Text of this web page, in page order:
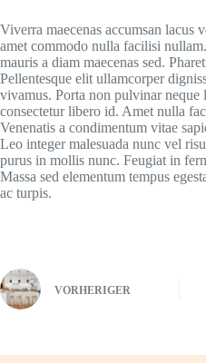
Viverra maecenas accumsan lacus
amet commodo nulla facilisi
mauris a diam maecenas sed.
Pellentesque elit ullamcorper
vivamus. Porta non pulvinar neque
consectetur libero id. Amet nulla
Venenatis a condimentum vitae
Leo integer malesuada nunc vel
purus in mollis nunc. Feugiat in
Massa sed elementum tempus
ac turpis.
VORHERIGER